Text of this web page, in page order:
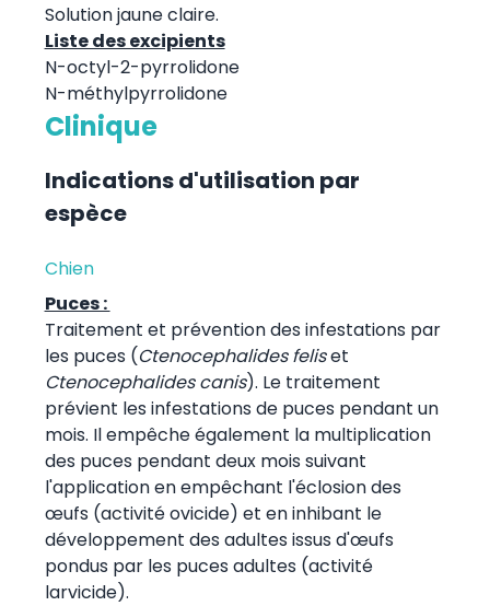
Solution jaune claire.
Liste des excipients
N-octyl-2-pyrrolidone
N-méthylpyrrolidone
Clinique
Indications d'utilisation par
espèce
Chien
Puces :
Traitement et prévention des infestations par
les puces (Ctenocephalides feliset
Ctenocephalides canis). Le traitement
prévient les infestations de puces pendant un
mois. Il empêche également la multiplication
des puces pendant deux mois suivant
l'application en empêchant l'éclosion des
œufs (activité ovicide) et en inhibant le
développement des adultes issus d'œufs
pondus par les puces adultes (activité
larvicide).